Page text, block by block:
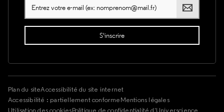
Plan du siteAccessibilité du site internet
Accessibilité : partiellement conformeMentions légales
Utilisation des cookiesPolitique de confidentialité d'Universcience